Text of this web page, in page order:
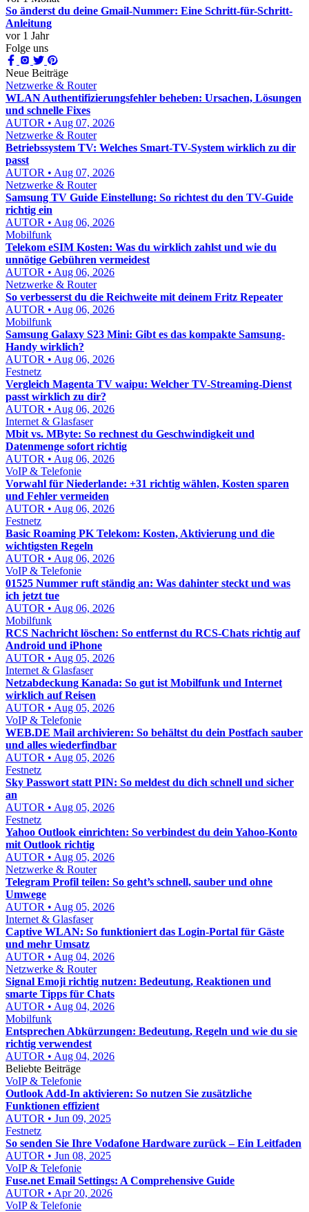
So änderst du deine Gmail-Nummer: Eine Schritt-für-Schritt-
Anleitung
vor 1 Jahr
Folge uns
Neue Beiträge
Netzwerke & Router
WLAN Authentifizierungsfehler beheben: Ursachen, Lösungen
und schnelle Fixes
AUTOR • Aug 07, 2026
Netzwerke & Router
Betriebssystem TV: Welches Smart-TV-System wirklich zu dir
passt
AUTOR • Aug 07, 2026
Netzwerke & Router
Samsung TV Guide Einstellung: So richtest du den TV-Guide
richtig ein
AUTOR • Aug 06, 2026
Mobilfunk
Telekom eSIM Kosten: Was du wirklich zahlst und wie du
unnötige Gebühren vermeidest
AUTOR • Aug 06, 2026
Netzwerke & Router
So verbesserst du die Reichweite mit deinem Fritz Repeater
AUTOR • Aug 06, 2026
Mobilfunk
Samsung Galaxy S23 Mini: Gibt es das kompakte Samsung-
Handy wirklich?
AUTOR • Aug 06, 2026
Festnetz
Vergleich Magenta TV waipu: Welcher TV-Streaming-Dienst
passt wirklich zu dir?
AUTOR • Aug 06, 2026
Internet & Glasfaser
Mbit vs. MByte: So rechnest du Geschwindigkeit und
Datenmenge sofort richtig
AUTOR • Aug 06, 2026
VoIP & Telefonie
Vorwahl für Niederlande: +31 richtig wählen, Kosten sparen
und Fehler vermeiden
AUTOR • Aug 06, 2026
Festnetz
Basic Roaming PK Telekom: Kosten, Aktivierung und die
wichtigsten Regeln
AUTOR • Aug 06, 2026
VoIP & Telefonie
01525 Nummer ruft ständig an: Was dahinter steckt und was
ich jetzt tue
AUTOR • Aug 06, 2026
Mobilfunk
RCS Nachricht löschen: So entfernst du RCS-Chats richtig auf
Android und iPhone
AUTOR • Aug 05, 2026
Internet & Glasfaser
Netzabdeckung Kanada: So gut ist Mobilfunk und Internet
wirklich auf Reisen
AUTOR • Aug 05, 2026
VoIP & Telefonie
WEB.DE Mail archivieren: So behältst du dein Postfach sauber
und alles wiederfindbar
AUTOR • Aug 05, 2026
Festnetz
Sky Passwort statt PIN: So meldest du dich schnell und sicher
an
AUTOR • Aug 05, 2026
Festnetz
Yahoo Outlook einrichten: So verbindest du dein Yahoo-Konto
mit Outlook richtig
AUTOR • Aug 05, 2026
Netzwerke & Router
Telegram Profil teilen: So geht’s schnell, sauber und ohne
Umwege
AUTOR • Aug 05, 2026
Internet & Glasfaser
Captive WLAN: So funktioniert das Login-Portal für Gäste
und mehr Umsatz
AUTOR • Aug 04, 2026
Netzwerke & Router
Signal Emoji richtig nutzen: Bedeutung, Reaktionen und
smarte Tipps für Chats
AUTOR • Aug 04, 2026
Mobilfunk
Entsprechen Abkürzungen: Bedeutung, Regeln und wie du sie
richtig verwendest
AUTOR • Aug 04, 2026
Beliebte Beiträge
VoIP & Telefonie
Outlook Add-In aktivieren: So nutzen Sie zusätzliche
Funktionen effizient
AUTOR • Jun 09, 2025
Festnetz
So senden Sie Ihre Vodafone Hardware zurück – Ein Leitfaden
AUTOR • Jun 08, 2025
VoIP & Telefonie
Fuse.net Email Settings: A Comprehensive Guide
AUTOR • Apr 20, 2026
VoIP & Telefonie